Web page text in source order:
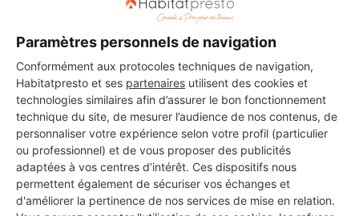
Paramètres personnels de navigation
Conformément aux protocoles techniques de navigation,
Habitatpresto et ses partenaires utilisent des cookies et
technologies similaires afin d’assurer le bon fonctionnement
technique du site, de mesurer l’audience de nos contenus, de
personnaliser votre expérience selon votre profil (particulier
ou professionnel) et de vous proposer des publicités
adaptées à vos centres d’intérêt. Ces dispositifs nous
permettent également de sécuriser vos échanges et
d'améliorer la pertinence de nos services de mise en relation.